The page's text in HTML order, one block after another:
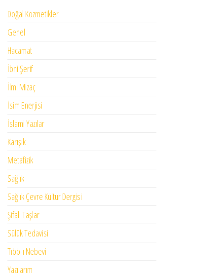
Doğal Kozmetikler
Genel
Hacamat
İbni Şerif
İlmi Mizaç
İsim Enerjisi
İslami Yazılar
Karışık
Metafizik
Sağlık
Sağlık Çevre Kültür Dergisi
Şifalı Taşlar
Sülük Tedavisi
Tıbb-ı Nebevi
Yazılarım